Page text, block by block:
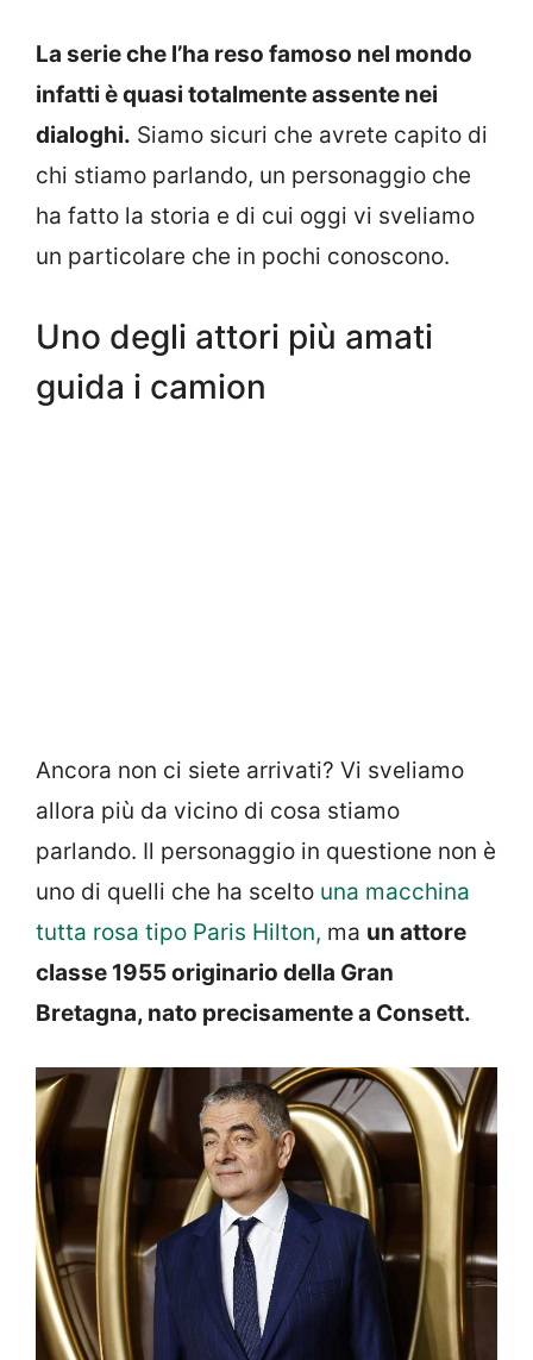
La serie che l’ha reso famoso nel mondo
infatti è quasi totalmente assente nei
dialoghi. Siamo sicuri che avrete capito di
chi stiamo parlando, un personaggio che
ha fatto la storia e di cui oggi vi sveliamo
un particolare che in pochi conoscono.
Uno degli attori più amati
guida i camion
Ancora non ci siete arrivati? Vi sveliamo
allora più da vicino di cosa stiamo
parlando. Il personaggio in questione non è
uno di quelli che ha scelto una macchina
tutta rosa tipo Paris Hilton, ma un attore
classe 1955 originario della Gran
Bretagna, nato precisamente a Consett.